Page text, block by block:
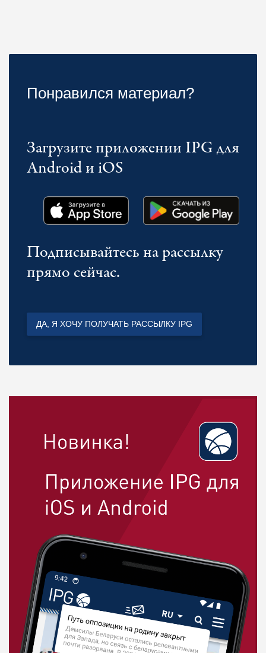
Понравился материал?
Загрузите приложении IPG для
Android и iOS
Подписывайтесь на рассылку
прямо сейчас.
ДА, Я ХОЧУ ПОЛУЧАТЬ РАССЫЛКУ IPG